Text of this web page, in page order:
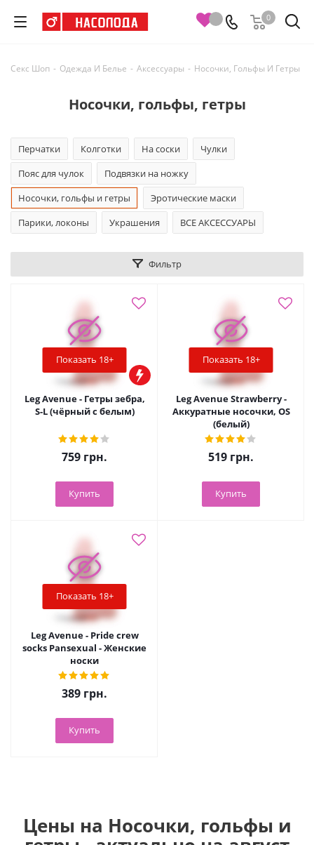
0
Секс Шоп - Одежда И Белье - Аксессуары - Носочки, Гольфы И Гетры
Носочки, гольфы, гетры
Фильтр
Показать 18+
Leg Avenue - Гетры зебра,
S-L (чёрный с белым)
759 грн.
Купить
Показать 18+
Leg Avenue Strawberry -
Аккуратные носочки, OS
(белый)
519 грн.
Купить
Показать 18+
Leg Avenue - Pride crew
socks Pansexual - Женские
носки
389 грн.
Купить
Цены на Носочки, гольфы и
Перчатки Колготки На соски
Чулки
Пояс для чулок
Подвязки на ножку
Носочки, гольфы и гетры
Эротические маски
Парики, локоны
Украшения ВСЕ АКСЕССУАРЫ